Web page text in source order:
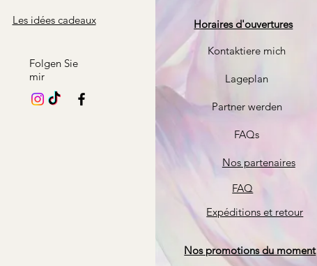
Les idées cadeaux
Folgen Sie
mir
Horaires d'ouvertures
Kontaktiere mich
Lageplan
Partner werden
FAQs
Nos partenaires
FAQ
Expéditions et retour
Nos promotions du moment